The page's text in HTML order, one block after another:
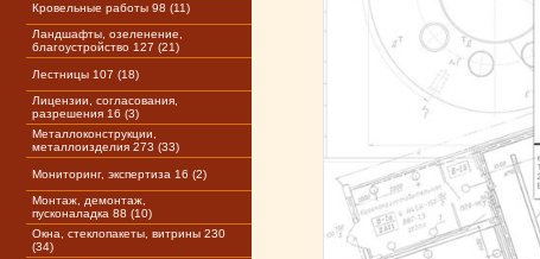
Кровельные работы 98 (11)
Ландшафты, озеленение,
благоустройство 127 (21)
Лестницы 107 (18)
Лицензии, согласования,
разрешения 16 (3)
Металлоконструкции,
металлоизделия 273 (33)
Мониторинг, экспертиза 16 (2)
Монтаж, демонтаж,
пусконаладка 88 (10)
Окна, стеклопакеты, витрины 230
(34)